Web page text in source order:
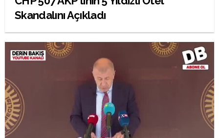
Skandalını Açıkladı